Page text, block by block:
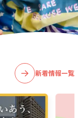
新着情報一覧